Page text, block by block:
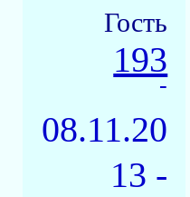
Гость
193
-
08.11.20
13 -